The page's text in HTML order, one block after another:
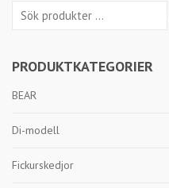
Sök
PRODUKTKATEGORIER
BEAR
Di-modell
Fickurskedjor